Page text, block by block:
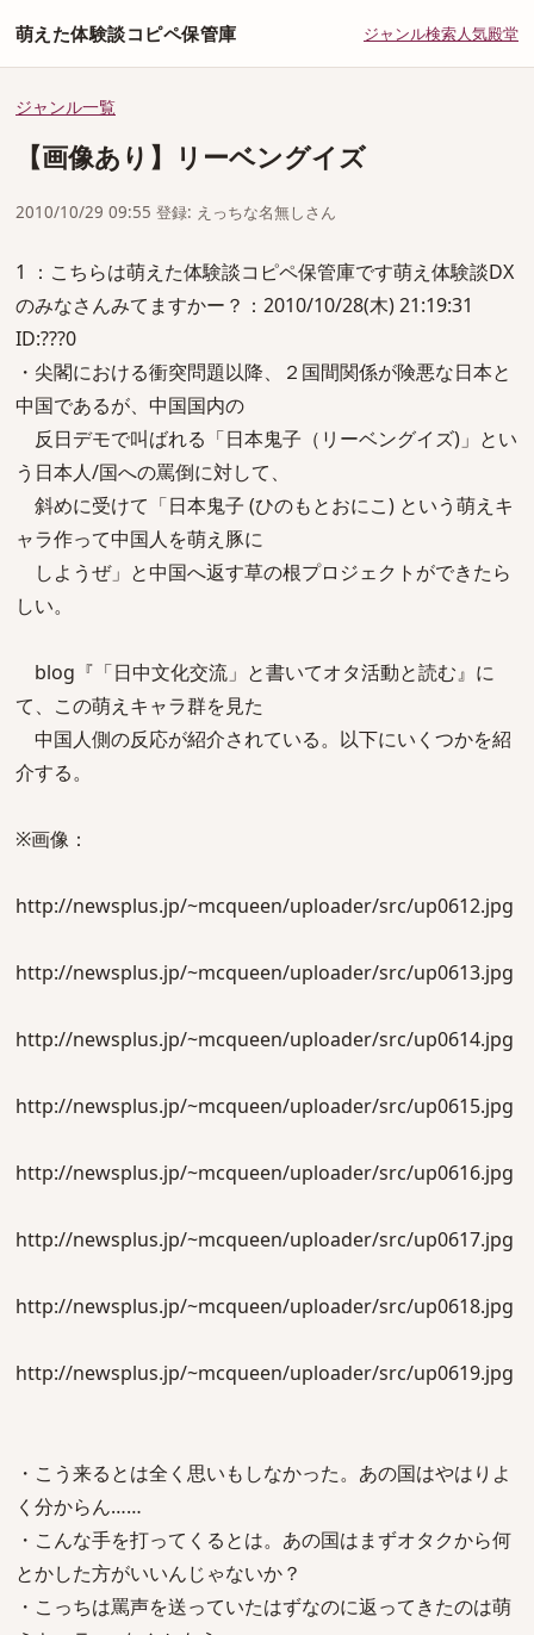
萌えた体験談コピペ保管庫 ジャンル検索人気殿堂
ジャンル一覧
【画像あり】リーベングイズ
2010/10/29 09:55 登録: えっちな名無しさん
1 ：こちらは萌えた体験談コピペ保管庫です萌え体験談DX
のみなさんみてますかー？：2010/10/28(木) 21:19:31
ID:???0
・尖閣における衝突問題以降、２国間関係が険悪な日本と
中国であるが、中国国内の
反日デモで叫ばれる「日本鬼子（リーベングイズ)」とい
う日本人/国への罵倒に対して、
斜めに受けて「日本鬼子 (ひのもとおにこ) という萌えキ
ャラ作って中国人を萌え豚に
しようぜ」と中国へ返す草の根プロジェクトができたら
しい。
blog『「日中文化交流」と書いてオタ活動と読む』に
て、この萌えキャラ群を見た
中国人側の反応が紹介されている。以下にいくつかを紹
介する。
※画像：
http://newsplus.jp/~mcqueen/uploader/src/up0612.jpg
http://newsplus.jp/~mcqueen/uploader/src/up0613.jpg
http://newsplus.jp/~mcqueen/uploader/src/up0614.jpg
http://newsplus.jp/~mcqueen/uploader/src/up0615.jpg
http://newsplus.jp/~mcqueen/uploader/src/up0616.jpg
http://newsplus.jp/~mcqueen/uploader/src/up0617.jpg
http://newsplus.jp/~mcqueen/uploader/src/up0618.jpg
http://newsplus.jp/~mcqueen/uploader/src/up0619.jpg
・こう来るとは全く思いもしなかった。あの国はやはりよ
く分からん……
・こんな手を打ってくるとは。あの国はまずオタクから何
とかした方がいいんじゃないか？
・こっちは罵声を送っていたはずなのに返ってきたのは萌